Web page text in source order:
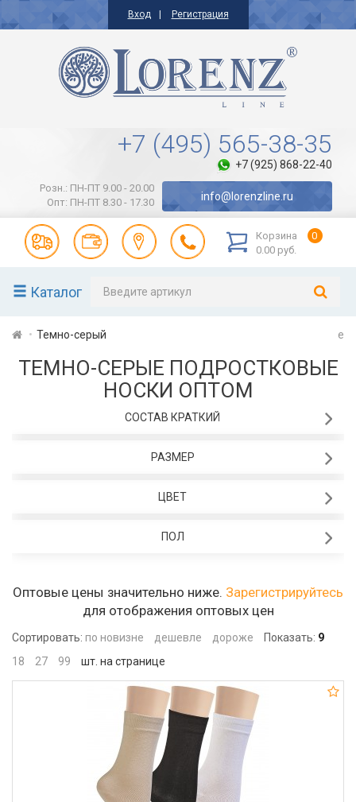
Вход Регистрация
+7 (495) 565-38-35
+7 (925) 868-22-40
Розн.: ПН-ПТ 9.00 - 20.00
Опт: ПН-ПТ 8.30 - 17.30
info@lorenzline.ru
Корзина
0
0.00 руб.
Каталог
Темно-серый e
ТЕМНО-СЕРЫЕ ПОДРОСТКОВЫЕ
НОСКИ ОПТОМ
СОСТАВ КРАТКИЙ
РАЗМЕР
ЦВЕТ
ПОЛ
Оптовые цены значительно ниже. Зарегистрируйтесь
для отображения оптовых цен
Сортировать: по новизне дешевле дороже Показать: 9
18
27 99 шт. на странице